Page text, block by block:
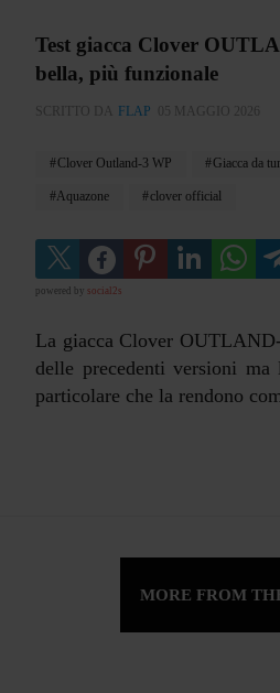
Test giacca Clover
bella, più funzionale
SCRITTO DA FLAP 05 MAGGIO 2026
Clover Outland-3 WP Giacca da
Aquazone clover official
powered by social2s
La giacca Clover
delle precedenti versioni
particolare che la rendono
MORE FROM